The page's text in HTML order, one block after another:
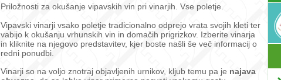
Priložnosti za okušanje vipavskih vin pri vinarjih. Vse poletje.
Vipavski vinarji vsako poletje tradicionalno odprejo vrata svojih kleti ter
vabijo k okušanju vrhunskih vin in domačih prigrizkov. Izberite vinarja
in kliknite na njegovo predstavitev, kjer boste našli še več informacij o
redni ponudbi.
Vinarji so na voljo znotraj objavljenih urnikov, kljub temu pa je najava